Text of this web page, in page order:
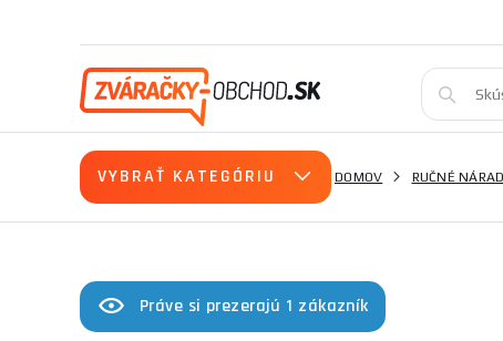
VYBRAŤ KATEGÓRIU DOMOV RUČNÉ
Práve si prezerajú 1 zákazník